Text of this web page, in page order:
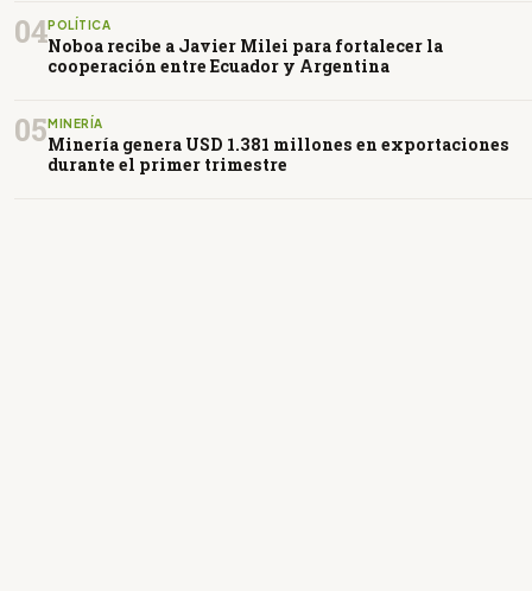
04POLÍTICA
Noboa recibe a Javier Milei para fortalecer la
cooperación entre Ecuador y Argentina
05MINERÍA
Minería genera USD 1.381 millones en exportaciones
durante el primer trimestre